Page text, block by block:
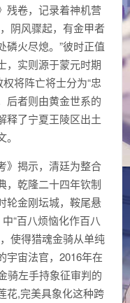
残卷，记录着神机营
阴风骤起，有金甲者
磷火尽熄。”彼时正值
，实则源于蒙元时期
将阵亡将士分为“忠
后者则由黄金世系的
了宁夏王陵区出土
》揭示，清廷为整合
，乾隆二十四年钦制
轮金刚坛城，鞍尾悬
“百八烦恼化作百八
使得猎魂金骑从单纯
宇宙法官，2016年在
骑左手持象征审判的
花,完美具象化这种跨